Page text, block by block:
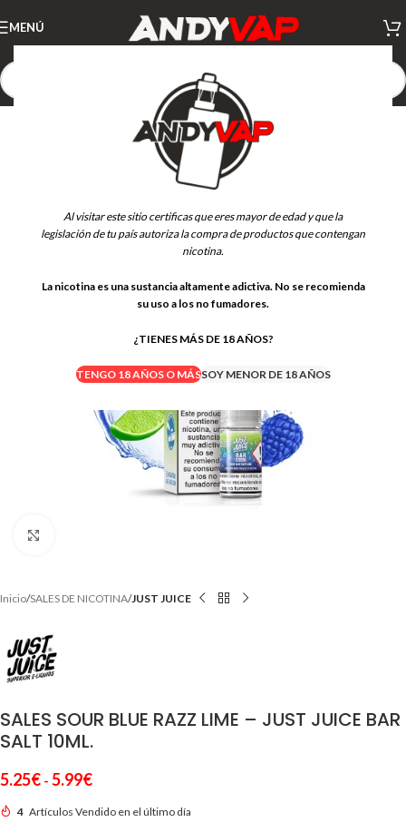
Al visitar este sitio certificas que eres mayor de edad y que la
legislación de tu país autoriza la compra de productos que contengan
nicotina.
La nicotina es una sustancia altamente adictiva. No se recomienda
su uso a los no fumadores.
¿TIENES MÁS DE 18 AÑOS?
TENGO 18 AÑOS O MÁSSOY MENOR DE 18 AÑOS
MENÚ
Inicio SALES DE NICOTINA JUST JUICE
SALES SOUR BLUE RAZZ LIME – JUST JUICE BAR
SALT 10ML.
5.25€ - 5.99€
4 Artículos Vendido en el último día